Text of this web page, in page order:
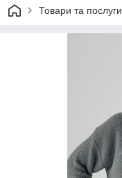
Товари та послуги